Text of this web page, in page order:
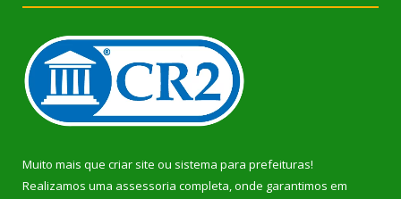
Muito mais que criar site ou sistema para prefeituras!
Realizamos uma assessoria completa, onde garantimos em